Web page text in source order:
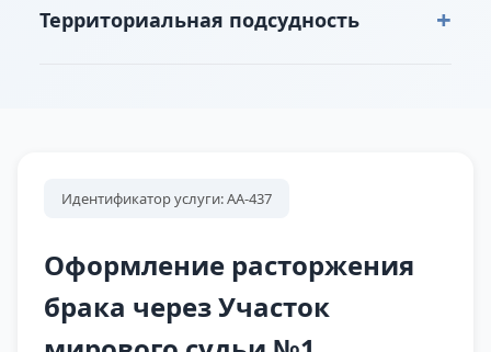
Территориальная подсудность +
хозяйства Горзеленхоза полностью, Дома
профилактория "Ключики" полностью, Дома
Свердловского тракта 123 км полностью, ж/д
станция Старатель, полностью, Коллективный
сад "Старатель - 3" полностью, Коллективный
Идентификатор услуги: АА-437
Оформление расторжения
брака через Участок